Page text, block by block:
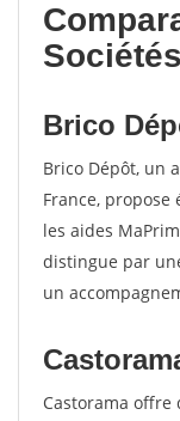
Sociétés
Brico
Brico Dépôt, un
France,
les aides
distingue par
un
Castorama